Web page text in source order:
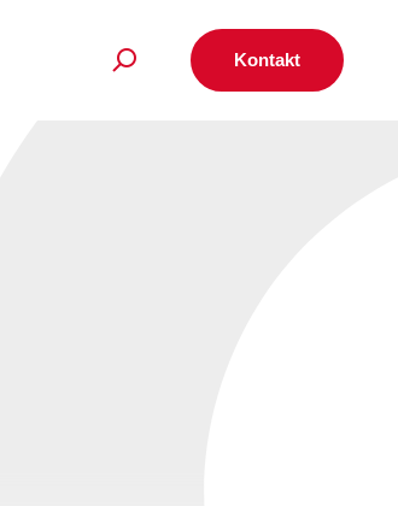
Kontakt